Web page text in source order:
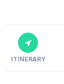
ITINERARY